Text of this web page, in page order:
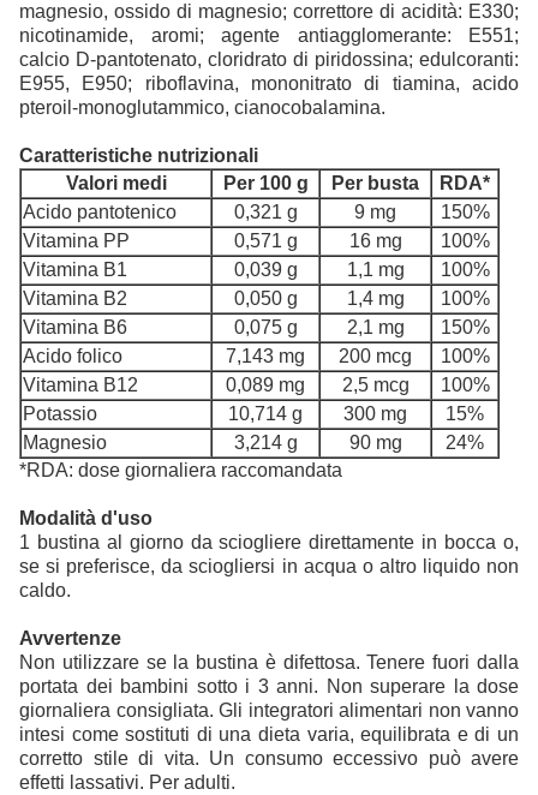
magnesio, ossido di magnesio; correttore di acidità: E330;
nicotinamide, aromi; agente antiagglomerante: E551;
calcio D-pantotenato, cloridrato di piridossina; edulcoranti:
E955, E950; riboflavina, mononitrato di tiamina, acido
pteroil-monoglutammico, cianocobalamina.
Caratteristiche nutrizionali
Valori medi
Per 100 g Per busta
RDA*
Acido pantotenico
0,321 g 9 mg
150%
Vitamina PP
0,571 g 16 mg
100%
Vitamina B1
0,039 g 1,1 mg
100%
Vitamina B2
0,050 g 1,4 mg
100%
Vitamina B6
0,075 g 2,1 mg
150%
Acido folico
7,143 mg 200 mcg
100%
Vitamina B12
0,089 mg 2,5 mcg
100%
Potassio
10,714 g 300 mg
15%
Magnesio
3,214 g 90 mg
24%
*RDA: dose giornaliera raccomandata
Modalità d'uso
1 bustina al giorno da sciogliere direttamente in bocca o,
se si preferisce, da sciogliersi in acqua o altro liquido non
caldo.
Avvertenze
Non utilizzare se la bustina è difettosa. Tenere fuori dalla
portata dei bambini sotto i 3 anni. Non superare la dose
giornaliera consigliata. Gli integratori alimentari non vanno
intesi come sostituti di una dieta varia, equilibrata e di un
corretto stile di vita. Un consumo eccessivo può avere
effetti lassativi. Per adulti.